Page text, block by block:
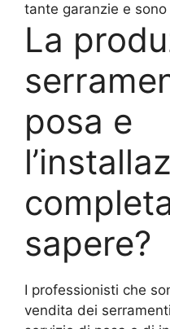
tante garanzie e
La
posa e
sapere?
I professionisti che
vendita dei